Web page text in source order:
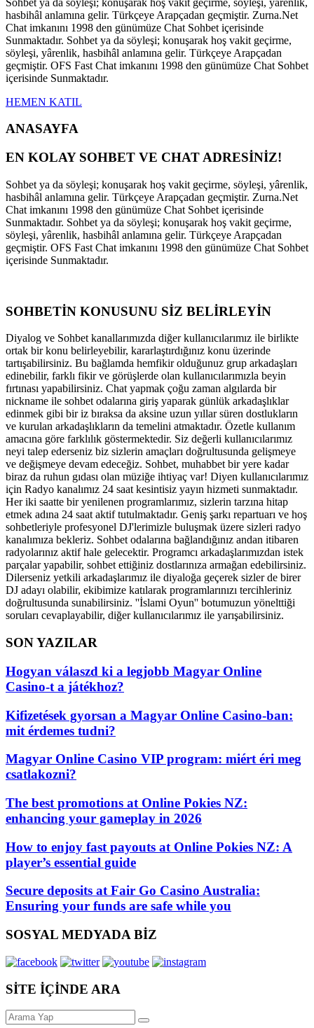
hasbihâl anlamına gelir. Türkçeye Arapçadan geçmiştir. Zurna.Net
Chat imkanını 1998 den günümüze Chat Sohbet içerisinde
Sunmaktadır. Sohbet ya da söyleşi; konuşarak hoş vakit geçirme,
söyleşi, yârenlik, hasbihâl anlamına gelir. Türkçeye Arapçadan
geçmiştir. OFS Fast Chat imkanını 1998 den günümüze Chat Sohbet
içerisinde Sunmaktadır.
HEMEN KATIL
ANASAYFA
EN KOLAY SOHBET VE CHAT ADRESİNİZ!
Sohbet ya da söyleşi; konuşarak hoş vakit geçirme, söyleşi, yârenlik,
hasbihâl anlamına gelir. Türkçeye Arapçadan geçmiştir. Zurna.Net
Chat imkanını 1998 den günümüze Chat Sohbet içerisinde
Sunmaktadır. Sohbet ya da söyleşi; konuşarak hoş vakit geçirme,
söyleşi, yârenlik, hasbihâl anlamına gelir. Türkçeye Arapçadan
geçmiştir. OFS Fast Chat imkanını 1998 den günümüze Chat Sohbet
içerisinde Sunmaktadır.
SOHBETİN KONUSUNU SİZ BELİRLEYİN
Diyalog ve Sohbet kanallarımızda diğer kullanıcılarımız ile birlikte
ortak bir konu belirleyebilir, kararlaştırdığınız konu üzerinde
tartışabilirsiniz. Bu bağlamda hemfikir olduğunuz grup arkadaşları
edinebilir, farklı fikir ve görüşlerde olan kullanıcılarımızla beyin
fırtınası yapabilirsiniz. Chat yapmak çoğu zaman algılarda bir
nickname ile sohbet odalarına giriş yaparak günlük arkadaşlıklar
edinmek gibi bir iz bıraksa da aksine uzun yıllar süren dostlukların
ve kurulan arkadaşlıkların da temelini atmaktadır. Özetle kullanım
amacına göre farklılık göstermektedir. Siz değerli kullanıcılarımız
neyi talep ederseniz biz sizlerin amaçları doğrultusunda gelişmeye
ve değişmeye devam edeceğiz. Sohbet, muhabbet bir yere kadar
biraz da ruhun gıdası olan müziğe ihtiyaç var! Diyen kullanıcılarımız
için Radyo kanalımız 24 saat kesintisiz yayın hizmeti sunmaktadır.
Her iki saatte bir yenilenen programlarımız, sizlerin tarzına hitap
etmek adına 24 saat aktif tutulmaktadır. Geniş şarkı repartuarı ve hoş
sohbetleriyle profesyonel DJ'lerimizle buluşmak üzere sizleri radyo
kanalımıza bekleriz. Sohbet odalarına bağlandığınız andan itibaren
radyolarınız aktif hale gelecektir. Programcı arkadaşlarımızdan istek
parçalar yapabilir, sohbet ettiğiniz dostlarınıza armağan edebilirsiniz.
Dilerseniz yetkili arkadaşlarımız ile diyaloğa geçerek sizler de birer
DJ adayı olabilir, ekibimize katılarak programlarınızı tercihleriniz
doğrultusunda sunabilirsiniz. ''İslami Oyun'' botumuzun yönelttiği
soruları cevaplayabilir, diğer kullanıcılarımız ile yarışabilirsiniz.
SON YAZILAR
Hogyan válaszd ki a legjobb Magyar Online
Casino-t a játékhoz?
Kifizetések gyorsan a Magyar Online Casino-ban:
mit érdemes tudni?
Magyar Online Casino VIP program: miért éri meg
csatlakozni?
The best promotions at Online Pokies NZ:
enhancing your gameplay in 2026
How to enjoy fast payouts at Online Pokies NZ: A
player’s essential guide
Secure deposits at Fair Go Casino Australia:
Ensuring your funds are safe while you
SOSYAL MEDYADA BİZ
SİTE İÇİNDE ARA